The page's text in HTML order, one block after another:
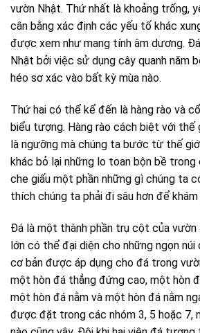
vườn Nhật. Thứ nhất là khoảng trống,
cân bằng xác định các yếu tố khác
được xem như mang tính âm dương.
Nhật bởi việc sử dụng cây quanh năm
héo sơ xác vào bất kỳ mùa nào.
Thứ hai có thể kể đến là hàng rào và
biểu tượng. Hàng rào cách biệt với thế
là ngưỡng mà chúng ta bước từ thế
khác bỏ lại những lo toan bộn bề trong
che giấu một phần những gì chúng ta
thích chúng ta phải đi sâu hơn để
Đá là một thành phần trụ cột của vườn
lớn có thể đại diện cho những ngọn
cơ bản được áp dụng cho đá trong
một hòn đá thẳng đứng cao, một hòn
một hòn đá nằm và một hòn đá nằm
được đặt trong các nhóm 3, 5 hoặc 7,